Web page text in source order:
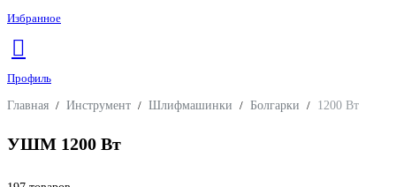
Избранное
Профиль
Главная / Инструмент / Шлифмашинки / Болгарки / 1200 Вт
УШМ 1200 Вт